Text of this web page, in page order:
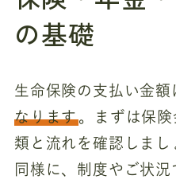
の基礎
生命保険の支払い金額
なります。まずは保
類と流れを確認しま
同様に、制度やご状況